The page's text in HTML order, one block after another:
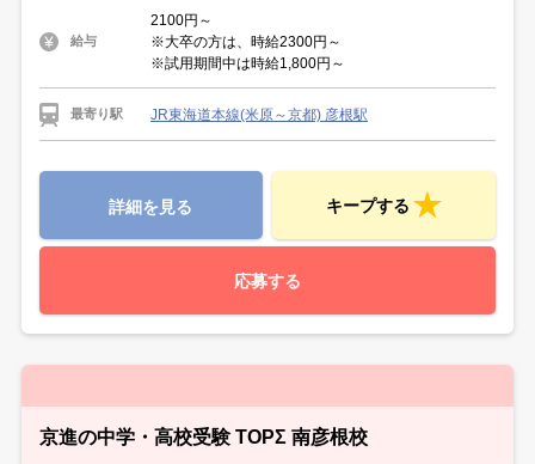
給与
2100円～
※大卒の方は、時給2300円～
※試用期間中は時給1,800円～
最寄り駅 JR東海道本線(米原～京都) 彦根駅
詳細を見る キープする
応募する
京進の中学・高校受験 TOPΣ 南彦根校